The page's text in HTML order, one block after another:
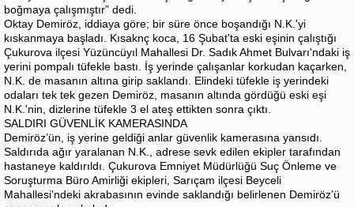
boğmaya çalışmıştır” dedi.
Oktay Demiröz, iddiaya göre; bir süre önce boşandığı N.K.'yi
kıskanmaya başladı. Kısaknç koca, 16 Şubat'ta eski eşinin çalıştığı
Çukurova ilçesi Yüzüncüyıl Mahallesi Dr. Sadık Ahmet Bulvarı'ndaki iş
yerini pompalı tüfekle bastı. İş yerinde çalışanlar korkudan kaçarken,
N.K. de masanın altına girip saklandı. Elindeki tüfekle iş yerindeki
odaları tek tek gezen Demiröz, masanın altında gördüğü eski eşi
N.K.'nin, dizlerine tüfekle 3 el ateş ettikten sonra çıktı.
SALDIRI GÜVENLİK KAMERASINDA
Demiröz’ün, iş yerine geldiği anlar güvenlik kamerasına yansıdı.
Saldırıda ağır yaralanan N.K., adrese sevk edilen ekipler tarafından
hastaneye kaldırıldı. Çukurova Emniyet Müdürlüğü Suç Önleme ve
Soruşturma Büro Amirliği ekipleri, Sarıçam ilçesi Beyceli
Mahallesi'ndeki akrabasının evinde saklandığı belirlenen Demiröz’ü